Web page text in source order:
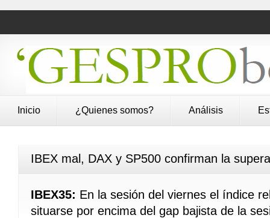
Inicio ¿Quienes somos? Análisis
IBEX mal, DAX y SP500 confirman la
IBEX35: En la sesión del viernes el índice
situarse por encima del gap bajista de la